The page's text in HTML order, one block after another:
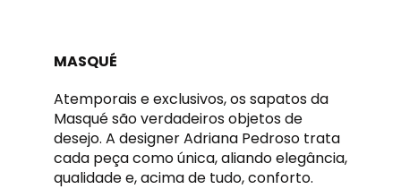
MASQUÉ
Atemporais e exclusivos, os sapatos da
Masqué são verdadeiros objetos de
desejo. A designer Adriana Pedroso trata
cada peça como única, aliando elegância,
qualidade e, acima de tudo, conforto.